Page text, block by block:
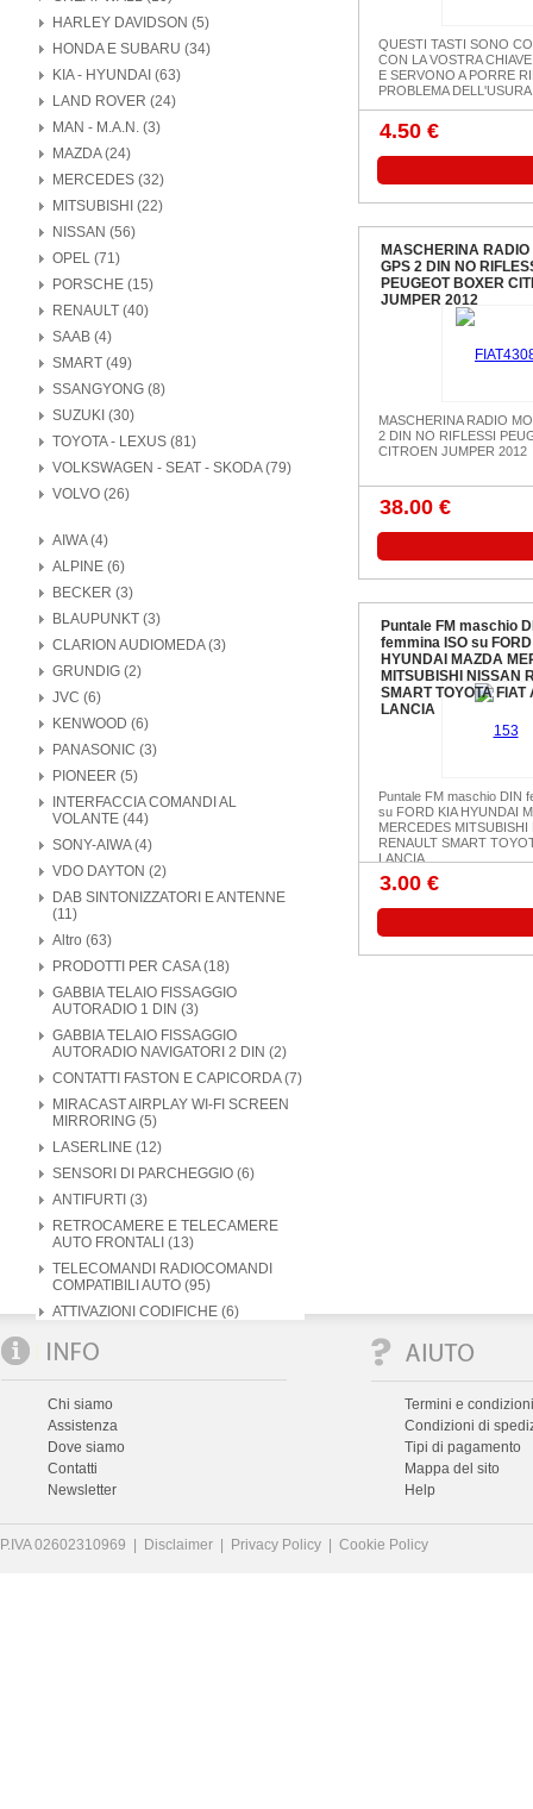
HARLEY DAVIDSON (5)
HONDA E SUBARU (34)
KIA - HYUNDAI (63)
LAND ROVER (24)
MAN - M.A.N. (3)
MAZDA (24)
MERCEDES (32)
MITSUBISHI (22)
NISSAN (56)
OPEL (71)
PORSCHE (15)
RENAULT (40)
SAAB (4)
SMART (49)
SSANGYONG (8)
SUZUKI (30)
TOYOTA - LEXUS (81)
VOLKSWAGEN - SEAT - SKODA (79)
VOLVO (26)
AIWA (4)
ALPINE (6)
BECKER (3)
BLAUPUNKT (3)
CLARION AUDIOMEDA (3)
GRUNDIG (2)
JVC (6)
KENWOOD (6)
PANASONIC (3)
PIONEER (5)
INTERFACCIA COMANDI AL
VOLANTE (44)
SONY-AIWA (4)
VDO DAYTON (2)
DAB SINTONIZZATORI E ANTENNE
(11)
Altro (63)
PRODOTTI PER CASA (18)
GABBIA TELAIO FISSAGGIO
AUTORADIO 1 DIN (3)
GABBIA TELAIO FISSAGGIO
AUTORADIO NAVIGATORI 2 DIN (2)
CONTATTI FASTON E CAPICORDA (7)
MIRACAST AIRPLAY WI-FI SCREEN
MIRRORING (5)
LASERLINE (12)
SENSORI DI PARCHEGGIO (6)
ANTIFURTI (3)
RETROCAMERE E TELECAMERE
AUTO FRONTALI (13)
TELECOMANDI RADIOCOMANDI
COMPATIBILI AUTO (95)
ATTIVAZIONI CODIFICHE (6)
QUESTI TASTI SONO
CON LA VOSTRA
E SERVONO A PORRE
PROBLEMA
4.50 €
MASCHERINA RADIO
GPS 2 DIN NO
PEUGEOT BOXER
JUMPER 2012
MASCHERINA RADIO
2 DIN NO RIFLESSI
CITROEN JUMPER 2012
38.00 €
Puntale FM maschio
femmina ISO su
HYUNDAI MAZDA
MITSUBISHI NISSAN
SMART TOYOTA FIAT
LANCIA
Puntale FM maschio DIN
su FORD KIA HYUNDAI
MERCEDES MITSUBISHI
RENAULT SMART
LANCIA
3.00 €
Chi siamo
Assistenza
Dove siamo
Contatti
Newsletter
Termini e
Condizioni di
Tipi di pagamento
Mappa del sito
Help
P.IVA 02602310969 | Disclaimer Privacy Policy Cookie Policy